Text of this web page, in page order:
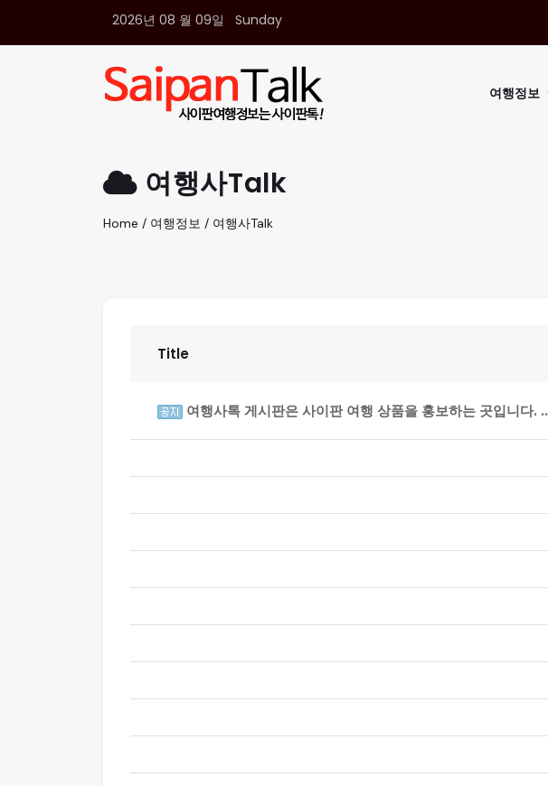
2026년 08 월 09일 Sunday
여행정보
여행사Talk
Home / 여행정보 / 여행사Talk
Title
여행사톡 게시판은 사이판 여행 상품을 홍보하는 곳입니다. ..
여행정보
생활정보